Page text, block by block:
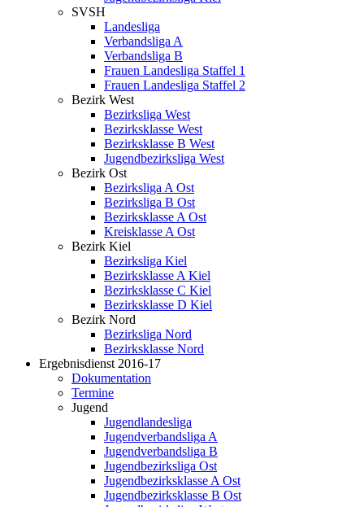
SVSH
Landesliga
Verbandsliga A
Verbandsliga B
Frauen Landesliga Staffel 1
Frauen Landesliga Staffel 2
Bezirk West
Bezirksliga West
Bezirksklasse West
Bezirksklasse B West
Jugendbezirksliga West
Bezirk Ost
Bezirksliga A Ost
Bezirksliga B Ost
Bezirksklasse A Ost
Kreisklasse A Ost
Bezirk Kiel
Bezirksliga Kiel
Bezirksklasse A Kiel
Bezirksklasse C Kiel
Bezirksklasse D Kiel
Bezirk Nord
Bezirksliga Nord
Bezirksklasse Nord
Ergebnisdienst 2016-17
Dokumentation
Termine
Jugend
Jugendlandesliga
Jugendverbandsliga A
Jugendverbandsliga B
Jugendbezirksliga Ost
Jugendbezirksklasse A Ost
Jugendbezirksklasse B Ost